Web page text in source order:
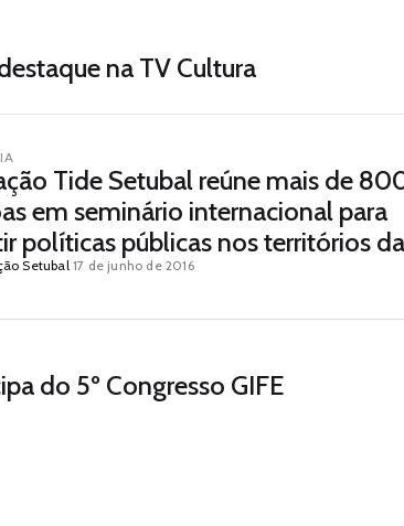
na TV Cultura
Tide Setubal reúne mais de
em seminário internacional para
políticas públicas nos territórios
cidades
Setubal17 de junho de 2016
do 5º Congresso GIFE